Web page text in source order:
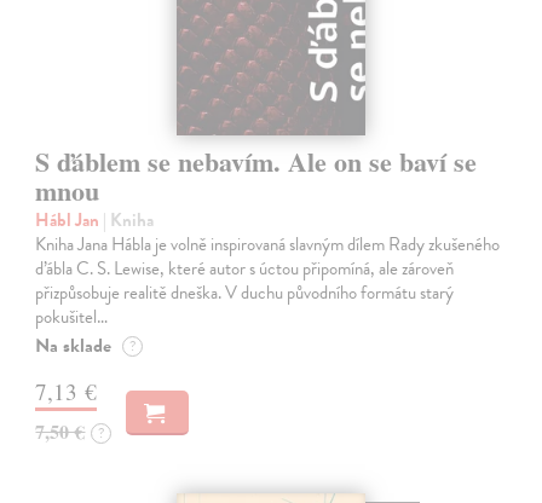
S ďáblem se nebavím. Ale on se baví se
mnou
Hábl Jan | Kniha
Kniha Jana Hábla je volně inspirovaná slavným dílem Rady zkušeného
ďábla C. S. Lewise, které autor s úctou připomíná, ale zároveň
přizpůsobuje realitě dneška. V duchu původního formátu starý
pokušitel…
Na sklade ?
7,13 €
7,50 € ?